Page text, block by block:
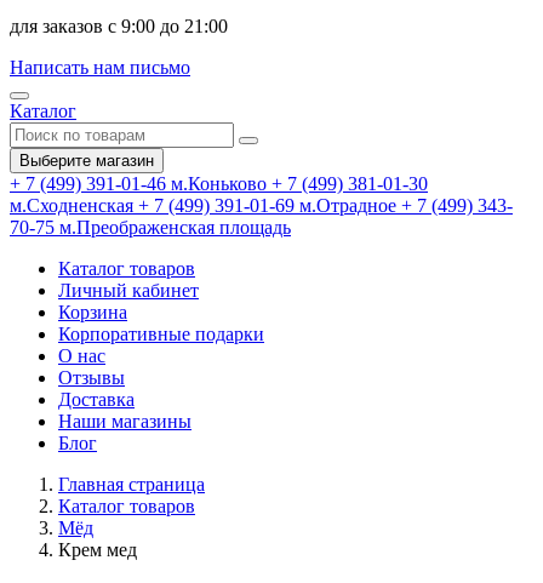
для заказов с 9:00 до 21:00
Написать нам письмо
Каталог
Выберите магазин
+ 7 (499) 391-01-46 м.Коньково + 7 (499) 381-01-30
м.Сходненская + 7 (499) 391-01-69 м.Отрадное + 7 (499) 343-
70-75 м.Преображенская площадь
Каталог товаров
Личный кабинет
Корзина
Корпоративные подарки
О нас
Отзывы
Доставка
Наши магазины
Блог
Главная страница
Каталог товаров
Мёд
Крем мед